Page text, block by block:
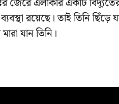
রয়েছে। তাই তিনি
যান তিনি।